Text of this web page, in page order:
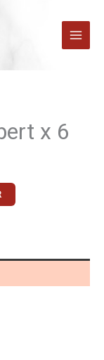
x 6